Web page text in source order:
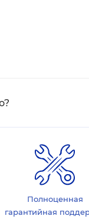
Полноценная
гарантийная